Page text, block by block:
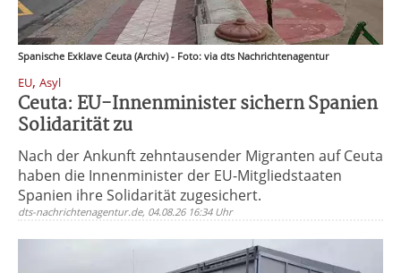
Spanische Exklave Ceuta (Archiv) - Foto: via dts Nachrichtenagentur
EU, Asyl
Ceuta: EU-Innenminister sichern Spanien
Solidarität zu
Nach der Ankunft zehntausender Migranten auf Ceuta
haben die Innenminister der EU-Mitgliedstaaten
Spanien ihre Solidarität zugesichert.
dts-nachrichtenagentur.de, 04.08.26 16:34 Uhr